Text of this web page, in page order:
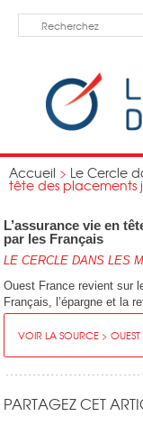
Accueil > Le Cercle
tête des placements
L’assurance vie en
par les Français
LE CERCLE DANS LES
Ouest France revient sur
Français, l’épargne et la
VOIR LA SOURCE >
PARTAGEZ CET